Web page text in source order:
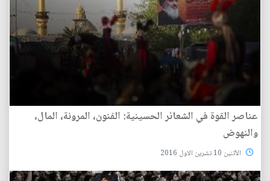
عناصر القوة في الشعائر الحسينية: الفنون، المرونة، المال،
والنهوض
الأثنين 10 تشرين الاول 2016